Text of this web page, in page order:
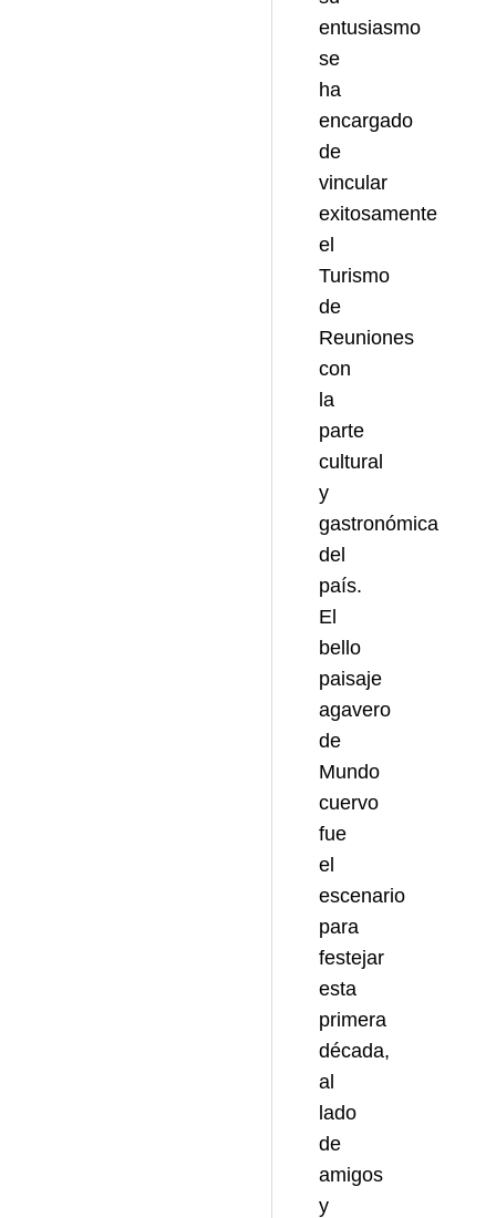
entusiasmo
se
ha
encargado
de
vincular
exitosamente
el
Turismo
de
Reuniones
con
la
parte
cultural
y
gastronómica
del
país.
El
bello
paisaje
agavero
de
Mundo
cuervo
fue
el
escenario
para
festejar
esta
primera
década,
al
lado
de
amigos
y